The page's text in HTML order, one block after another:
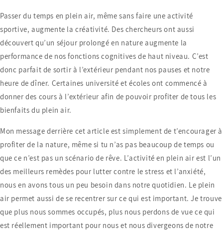
Passer du temps en plein air, même sans faire une activité
sportive, augmente la créativité. Des chercheurs ont aussi
découvert qu’un séjour prolongé en nature augmente la
performance de nos fonctions cognitives de haut niveau. C’est
donc parfait de sortir à l’extérieur pendant nos pauses et notre
heure de dîner. Certaines université et écoles ont commencé à
donner des cours à l’extérieur afin de pouvoir profiter de tous les
bienfaits du plein air.
Mon message derrière cet article est simplement de t’encourager à
profiter de la nature, même si tu n’as pas beaucoup de temps ou
que ce n’est pas un scénario de rêve. L’activité en plein air est l’un
des meilleurs remèdes pour lutter contre le stress et l’anxiété,
nous en avons tous un peu besoin dans notre quotidien. Le plein
air permet aussi de se recentrer sur ce qui est important. Je trouve
que plus nous sommes occupés, plus nous perdons de vue ce qui
est réellement important pour nous et nous divergeons de notre